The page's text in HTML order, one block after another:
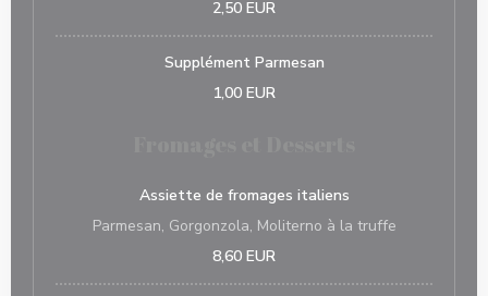
2,50 EUR
Supplément Parmesan
1,00 EUR
Assiette de fromages italiens
Parmesan, Gorgonzola, Moliterno à la truffe
8,60 EUR